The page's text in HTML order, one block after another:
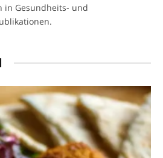
in Gesundheits- und